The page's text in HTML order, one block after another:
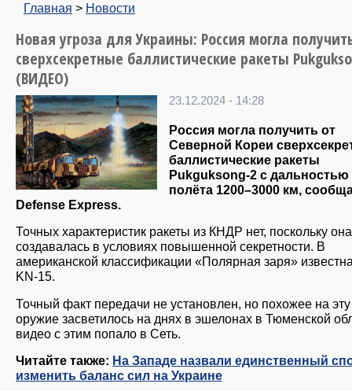
Главная > Новости
Новая угроза для Украины: Россия могла
сверхсекретные баллистические ракеты
(ВИДЕО)
23.12.2024 - 14:28
Россия могла получить от
Северной Кореи
баллистические ракеты
Pukguksong-2 с дальностью
полёта 1200–3000 км,
Defense Express.
Точных характеристик ракеты из КНДР нет, поскольку она
создавалась в условиях повышенной секретности. В
американской классификации «Полярная заря»
KN-15.
Точный факт передачи не установлен, но похожее на эту
оружие засветилось на днях в эшелонах в Тюменской
видео с этим попало в Сеть.
Читайте также: На Западе назвали единственный
изменить баланс сил на Украине